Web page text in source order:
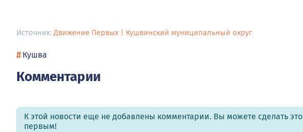
Источник: Движение Первых | Кушвинский муниципальный округ
# Кушва
Комментарии
К этой новости еще не добавлены комментарии. Вы можете сделать это
первым!